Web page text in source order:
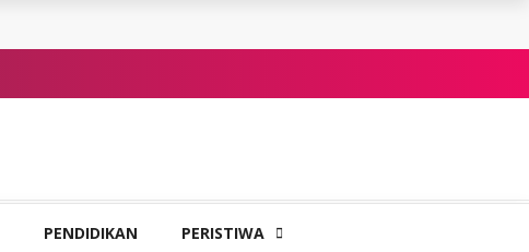
PENDIDIKAN PERISTIWA